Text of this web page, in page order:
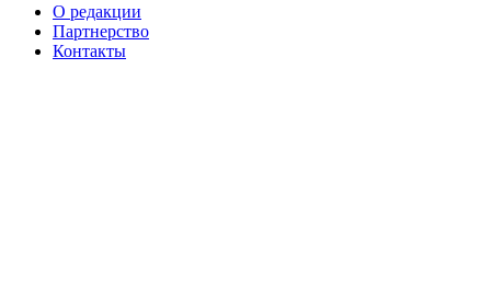
О редакции
Партнерство
Контакты